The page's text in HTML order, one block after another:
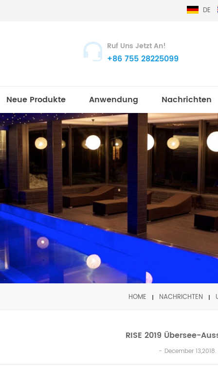
DE
Ruf Uns Jetzt An!
+86 755 28225099
Neue Produkte Anwendung Nachrichten
HOME NACHRICHTEN
RISE 2019 Übersee-
December 13,2018.